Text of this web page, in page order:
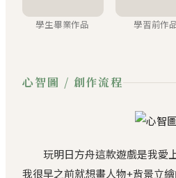
學生畢業作品 學習前作
心智圖 / 創作流程
玩明日方舟這款遊戲是我愛
我很早之前就想畫人物+背景立繪